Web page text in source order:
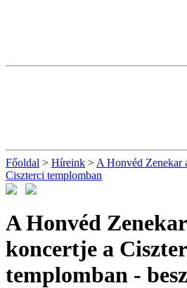
Főoldal > Híreink > A Honvéd Zenekar
Ciszterci templomban
A Honvéd
koncertje a
templomban -